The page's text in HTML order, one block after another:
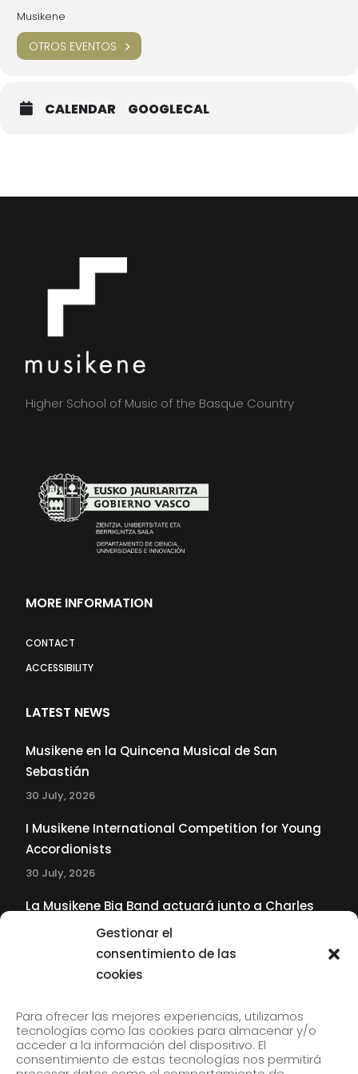
Gestionar el
consentimiento de las
cookies
Para ofrecer las mejores experiencias, utilizamos
tecnologías como las cookies para almacenar y/o
acceder a la información del dispositivo. El
consentimiento de estas tecnologías nos permitirá
Organizado por MUSIKAGILEAK en colaboración con MUSIKENE
Entrada libre hasta completar aforo
Musikene
OTROS EVENTOS
CALENDAR GOOGLECAL
Higher School of Music of the Basque Country
MORE INFORMATION
CONTACT
ACCESSIBILITY
LATEST NEWS
Musikene en la Quincena Musical de San
Sebastián
30 July, 2026
I Musikene International Competition for Young
Accordionists
30 July, 2026
La Musikene Big Band actuará junto a Charles
Tolliver en el 61 Jazzaldia
Subscribe to our newsletter to receive our news by